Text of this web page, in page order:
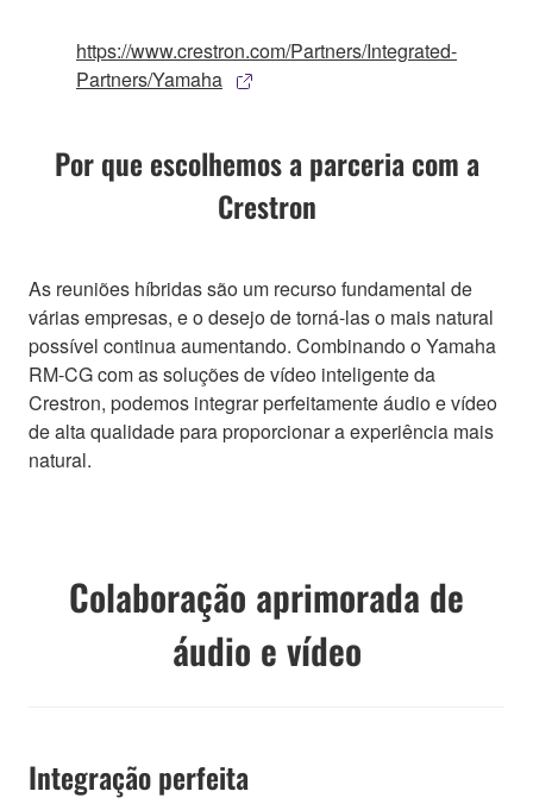
https://www.crestron.com/Partners/Integrated-
Partners/Yamaha
Por que escolhemos a parceria com a
Crestron
As reuniões híbridas são um recurso fundamental de
várias empresas, e o desejo de torná-las o mais natural
possível continua aumentando. Combinando o Yamaha
RM-CG com as soluções de vídeo inteligente da
Crestron, podemos integrar perfeitamente áudio e vídeo
de alta qualidade para proporcionar a experiência mais
natural.
Colaboração aprimorada de
áudio e vídeo
Integração perfeita